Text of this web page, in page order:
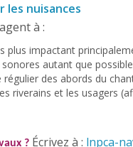
les nuisances
à :
plus impactant
autant que
des abords du
riverains et les usagers
? Écrivez à : lnpca-